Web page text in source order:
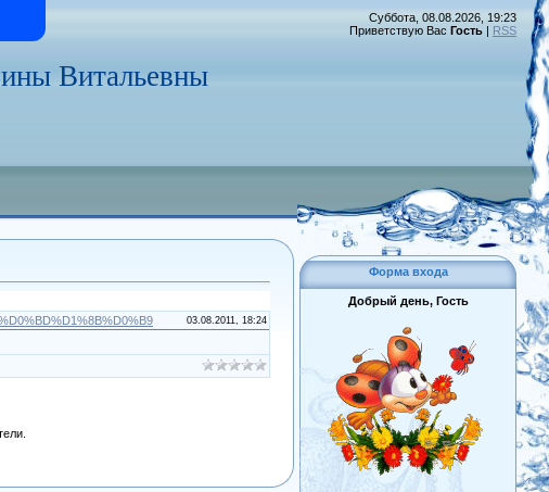
Витальевны
Суббота, 08.08.2026, 19:23
Приветствую Вас Гость | RSS
03.08.2011, 18:24
Форма входа
Добрый день, Гость